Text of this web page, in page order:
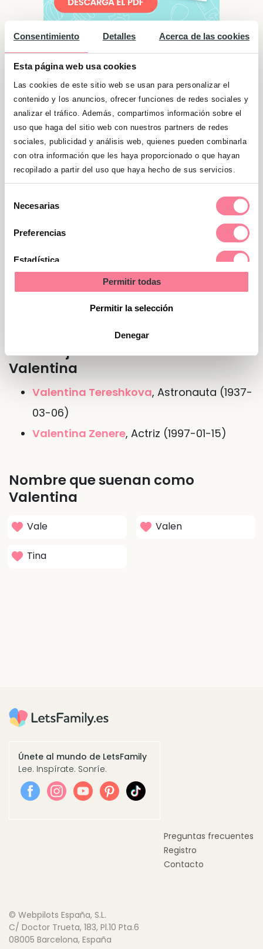
Consentimiento Detalles Acerca de las cookies
Esta página web usa cookies
Las cookies de este sitio web se usan para personalizar el
contenido y los anuncios, ofrecer funciones de redes sociales y
analizar el tráfico. Además, compartimos información sobre el
uso que haga del sitio web con nuestros partners de redes
sociales, publicidad y análisis web, quienes pueden combinarla
con otra información que les haya proporcionado o que hayan
recopilado a partir del uso que haya hecho de sus servicios.
Necesarias
Preferencias
Estadística
Permitir todas
Permitir la selección
Denegar
Significado de "Valentina"
Ya lo dice su significado, las Valentinas son
valientes y con mucha confianza. No
necesitan que nadie las alabe y anime, ya que
con la seguridad que tienen en sí mismas es
suficiente. Son personas que necesitan tener
algo que hacer en todo momento y que las dé
oportunidad de sacar ese lado creativo que
Nombre de Valentina en otras
lenguas o idiomas
Valentine
Valentine
Personajes famosos del nombre
Valentina
Valentina Tereshkova, Astronauta (1937-
03-06)
Valentina Zenere, Actriz (1997-01-15)
Nombre que suenan como
Valentina
Vale Valen
Tina
Únete al mundo de LetsFamily
Lee. Inspírate. Sonríe.
Preguntas frecuentes
Registro
Contacto
© Webpilots España, S.L.
C/ Doctor Trueta, 183, Pl.10 Pta.6
08005 Barcelona, España